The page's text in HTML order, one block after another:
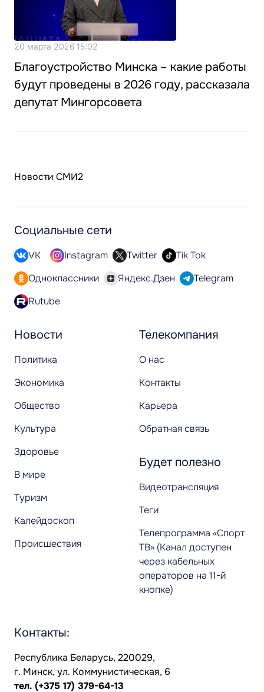
20 марта 2026 15:02
Благоустройство Минска – какие работы
будут проведены в 2026 году, рассказала
депутат Мингорсовета
Новости СМИ2
Новости
Политика
Экономика
Общество
Культура
Здоровье
В мире
Туризм
Калейдоскоп
Происшествия
Телекомпания
О нас
Контакты
Карьера
Обратная связь
Будет полезно
Видеотрансляция
Теги
Телепрограмма «Спорт
ТВ» (Канал доступен
через кабельных
операторов на 11-й
кнопке)
Социальные сети
VK Instagram Twitter
Tik Tok
Одноклассники
Яндекс.Дзен
Telegram
Rutube
Контакты:
Республика Беларусь, 220029,
г. Минск, ул. Коммунистическая, 6
тел. (+375 17) 379-64-13